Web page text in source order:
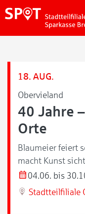
18. AUG.
Obervieland
40 Jahre
Orte
Blaumeier feiert
macht Kunst
04.06. bis
Stadtteilfiliale